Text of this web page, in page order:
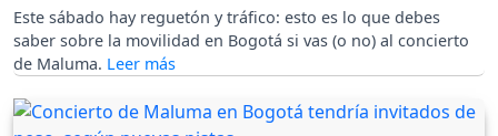
Este sábado hay reguetón y tráfico: esto es lo que debes
saber sobre la movilidad en Bogotá si vas (o no) al concierto
de Maluma.